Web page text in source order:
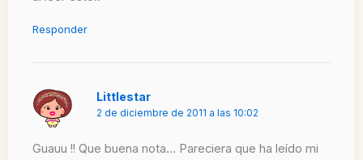
Responder
Littlestar
2 de diciembre de 2011 a las 10:02
Guauu !! Que buena nota… Pareciera que ha leído mi